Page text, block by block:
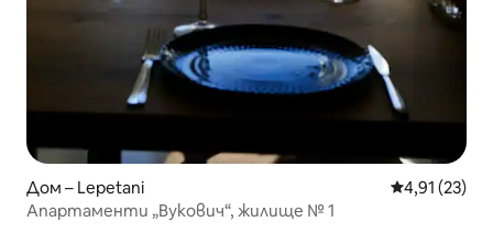
Дом – Lepetani Средна
4,91 (23)
Апартаменти „Вукович“, жилище № 1